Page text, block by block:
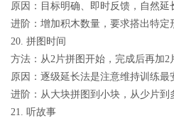
原因：目标明确、即时反馈，自然延
进阶：增加积木数量，要求搭出特定
20. 拼图时间
方法：从2片拼图开始，完成后再加2
原因：逐级延长法是注意维持训练最
进阶：从大块拼图到小块，从少片到
21. 听故事